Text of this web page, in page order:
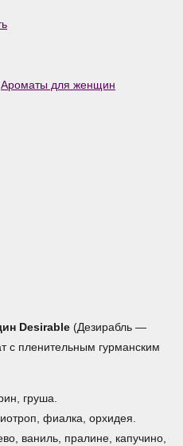
Ароматы для женщин
Desirable (Дезирабль —
пленительным гурманским
груша.
фиалка, орхидея.
ваниль, пралине, капучино,